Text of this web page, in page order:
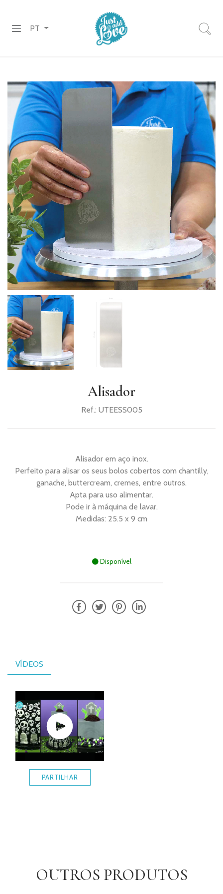
RECHEIOS
&
COBERTURAS
CHOCOLATES
DECORAÇÕES
PASTA
DE
AÇÚCAR
CORANTES
PRODUTOS
COMPLEMENTARES
VELAS
UTENSÍLIOS
PACKAGING
TOPPERS
GIFTS
PT
Alisador
Ref.: UTEESS005
Alisador em aço inox.
Perfeito para alisar os seus bolos cobertos com chantilly,
ganache, buttercream, cremes, entre outros.
Apta para uso alimentar.
Pode ir à máquina de lavar.
Disponível
VÍDEOS
PARTILHAR
OUTROS PRODUTOS